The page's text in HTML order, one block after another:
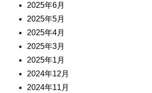
2025年6月
2025年5月
2025年4月
2025年3月
2025年1月
2024年12月
2024年11月